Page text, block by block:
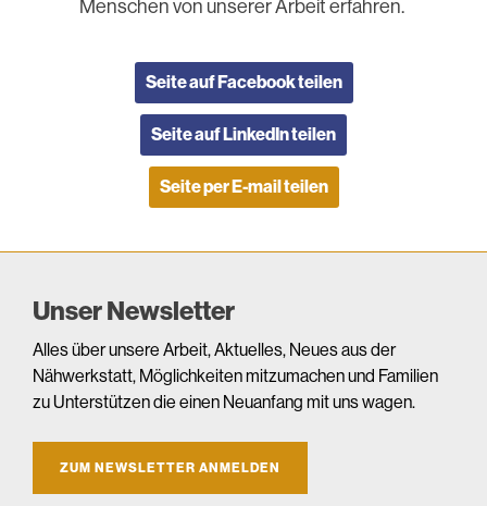
Menschen von unserer Arbeit erfahren.
Seite auf Facebook teilen
Seite auf LinkedIn teilen
Seite per E-mail teilen
Unser Newsletter
Alles über unsere Arbeit, Aktuelles, Neues aus der
Nähwerkstatt, Möglichkeiten mitzumachen und Familien
zu Unterstützen die einen Neuanfang mit uns wagen.
ZUM NEWSLETTER ANMELDEN